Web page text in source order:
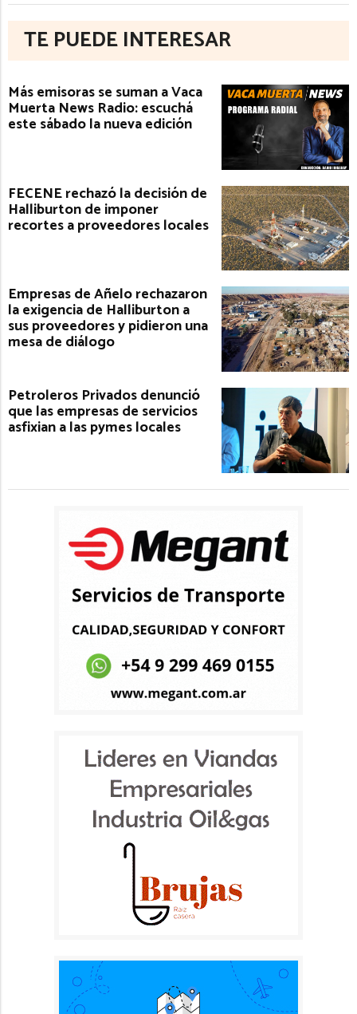
TE PUEDE INTERESAR
Más emisoras se suman a Vaca
Muerta News Radio: escuchá
este sábado la nueva edición
FECENE rechazó la decisión de
Halliburton de imponer
recortes a proveedores locales
Empresas de Añelo rechazaron
la exigencia de Halliburton a
sus proveedores y pidieron una
mesa de diálogo
Petroleros Privados denunció
que las empresas de servicios
asfixian a las pymes locales